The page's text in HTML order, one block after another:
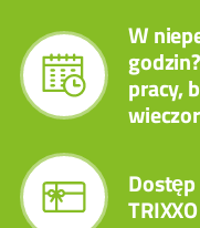
W
pracy,
TRIXXO